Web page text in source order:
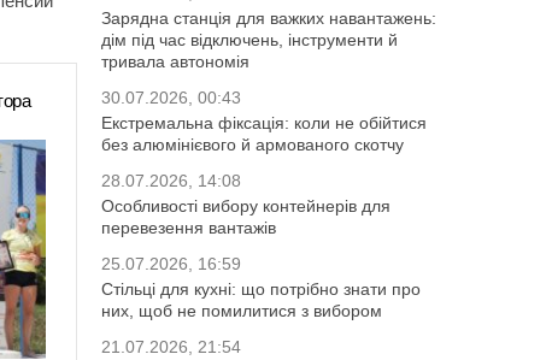
Зарядна станція для важких навантажень:
дім під час відключень, інструменти й
тривала автономія
30.07.2026, 00:43
Екстремальна фіксація: коли не обійтися
без алюмінієвого й армованого скотчу
28.07.2026, 14:08
Особливості вибору контейнерів для
перевезення вантажів
25.07.2026, 16:59
Стільці для кухні: що потрібно знати про
них, щоб не помилитися з вибором
21.07.2026, 21:54